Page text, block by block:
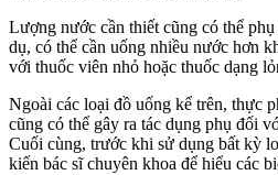
Lượng nước cần thiết cũng có thể
dụ, có thể cần uống nhiều nước hơn
với thuốc viên nhỏ hoặc thuốc dạng
Ngoài các loại đồ uống kể trên, thực
cũng có thể gây ra tác dụng phụ đối
Cuối cùng, trước khi sử dụng bất kỳ
kiến bác sĩ chuyên khoa để hiểu các